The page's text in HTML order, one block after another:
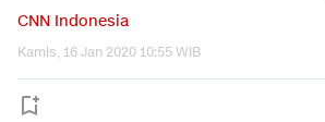
CNN Indonesia
Kamis, 16 Jan 2020 10:55 WIB